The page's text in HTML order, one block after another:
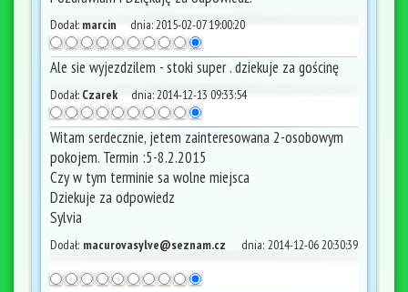
Dodał: marcin dnia:2015-02-07 19:00:20
Ale sie wyjezdzilem - stoki super . dziekuje za gościnę
Dodał: Czarek dnia:2014-12-13 09:33:54
Witam serdecznie, jetem zainteresowana 2-osobowym
pokojem. Termin :5-8.2.2015
Czy w tym terminie sa wolne miejsca
Dziekuje za odpowiedz
Sylvia
Dodał: macurovasylve@seznam.cz dnia: 2014-12-06 20:30:39